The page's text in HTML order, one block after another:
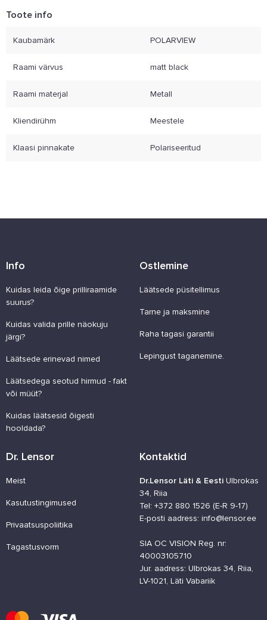
Toote info
Kaubamärk POLARVIEW
Raami värvus matt black
Raami materjal Metall
Kliendirühm Meestele
Klaasi pinnakate Polariseeritud
Info
Kuidas leida õige prilliraamide
suurus?
Kuidas valida prille näokuju
järgi?
Läätsede erinevad nimed
Läätsedega seotud hirmud - fakt
või müüt?
Kuidas läätsesid õigesti
hooldada?
Ostlemine
Läätsede püsitellimus
Tarne ja maksmine
Raha tagasi garantii
Lepingust taganemine.
Dr. Lensor
Meist
Kasutustingimused
Privaatsuspoliitika
Tagastusvorm
Kontaktid
Dr.Lensor Läti & Eesti Ulbrokas
34, Riia
Tel: +372 880 1526 (E-R 9-17)
E-posti aadress: info@lensor.ee
SIA OC VISION Reg. nr:
40003105710
Jur. aadress: Ulbrokas 34, Riia,
LV-1021, Läti Vabariik